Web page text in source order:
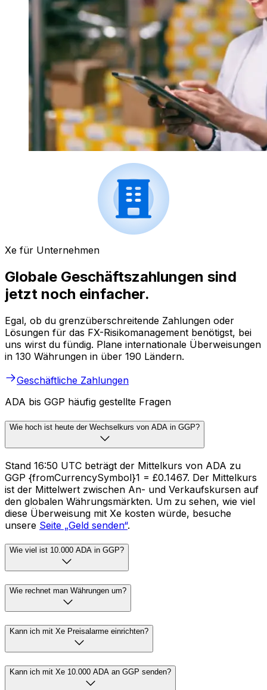
Xe für Unternehmen
Globale Geschäftszahlungen sind
jetzt noch einfacher.
Egal, ob du grenzüberschreitende Zahlungen oder
Lösungen für das FX-Risikomanagement benötigst, bei
uns wirst du fündig. Plane internationale Überweisungen
in 130 Währungen in über 190 Ländern.
Geschäftliche Zahlungen
ADA bis GGP häufig gestellte Fragen
Wie hoch ist heute der Wechselkurs von ADA in GGP?
Stand 16:50 UTC beträgt der Mittelkurs von ADA zu
GGP {fromCurrencySymbol}1 = £0.1467. Der Mittelkurs
ist der Mittelwert zwischen An- und Verkaufskursen auf
den globalen Währungsmärkten. Um zu sehen, wie viel
diese Überweisung mit Xe kosten würde, besuche
unsere Seite „Geld senden“.
Wie viel ist 10.000 ADA in GGP?
Wie rechnet man Währungen um?
Kann ich mit Xe Preisalarme einrichten?
Kann ich mit Xe 10.000 ADA an GGP senden?